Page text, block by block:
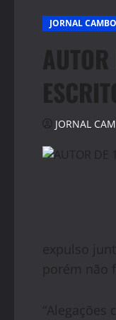
JORNAL
JORNAL
expulso
porém não